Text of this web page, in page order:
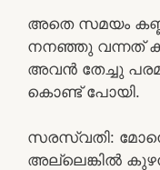
അതെ സമയം
നനഞ്ഞു വന്നത്
അവൻ തേച്ചു
കൊണ്ട് പോയി.
സരസ്വതി:
അല്ലെങ്കിൽ